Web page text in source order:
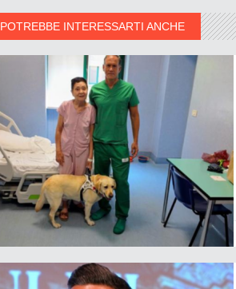
POTREBBE INTERESSARTI ANCHE